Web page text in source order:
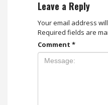
Leave a Reply
Your email address
Required fields are
Comment *